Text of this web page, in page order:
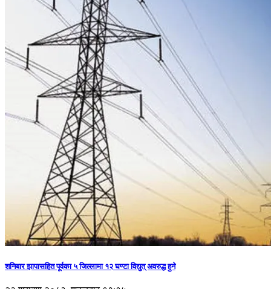
शनिबार झापासहित पूर्वका ५ जिल्लामा १२ घण्टा विद्युत् अवरुद्ध हुने